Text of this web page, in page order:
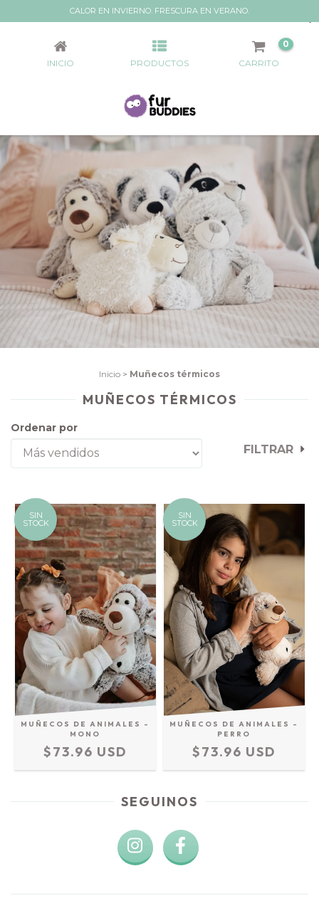
CALOR EN INVIERNO. FRESCURA EN VERANO.
MUÑECOS TÉRMICOS
INICIO PRODUCTOS CARRITO
0
Inicio > Muñecos térmicos
MUÑECOS TÉRMICOS
Ordenar por
FILTRAR
SIN
STOCK
MUÑECOS DE ANIMALES -
MONO
$73.96 USD
SIN
STOCK
MUÑECOS DE ANIMALES -
PERRO
$73.96 USD
SEGUINOS